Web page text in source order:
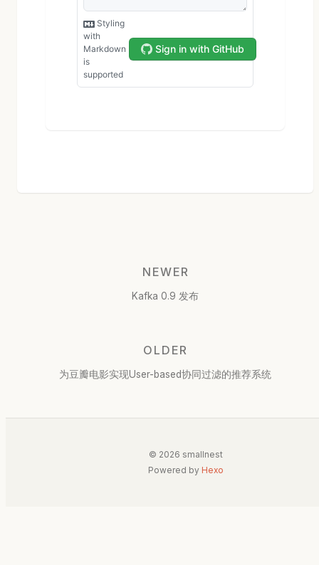
NEWER
Kafka 0.9 发布
OLDER
为豆瓣电影实现User-based协同过滤的推荐系统
© 2026 smallnest
Powered by Hexo